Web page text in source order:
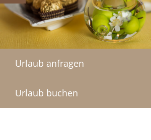
Urlaub anfragen
Urlaub buchen